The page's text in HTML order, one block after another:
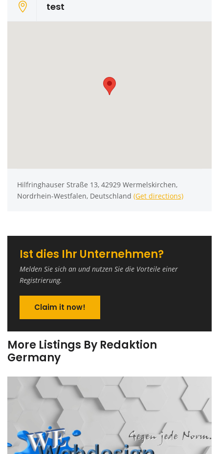
test
Hilfringhauser Straße 13, 42929 Wermelskirchen,
Nordrhein-Westfalen, Deutschland (Get directions)
Ist dies Ihr Unternehmen?
Melden Sie sich an und nutzen Sie die Vorteile einer
Registrierung.
Claim it now!
More Listings By Redaktion
Germany